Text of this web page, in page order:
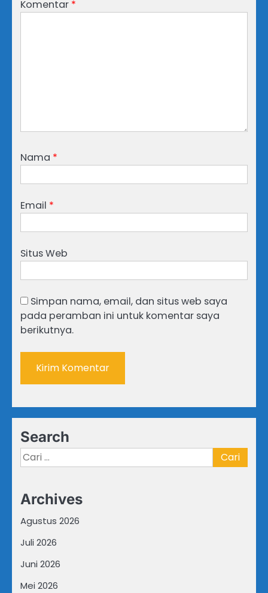
Komentar *
Nama *
Email *
Situs Web
Simpan nama, email, dan situs web saya
pada peramban ini untuk komentar saya
berikutnya.
Search
Cari
untuk:
Archives
Agustus 2026
Juli 2026
Juni 2026
Mei 2026